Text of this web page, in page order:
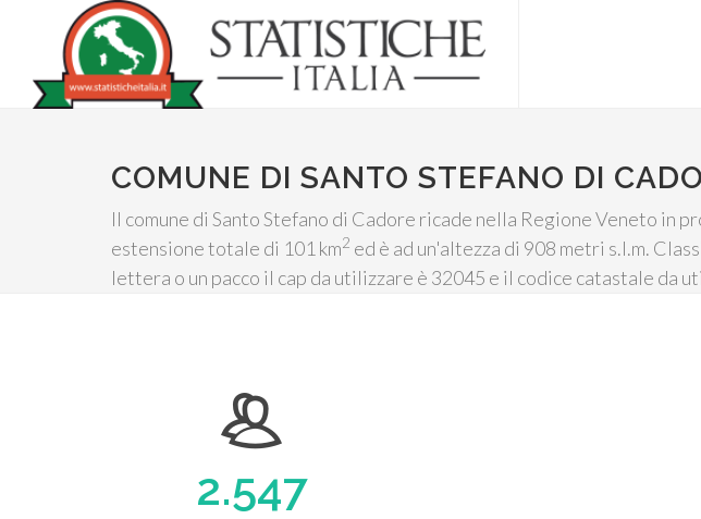
COMUNE DI SANTO STEFANO DI
Il comune di Santo Stefano di Cadore ricade nella Regione Veneto in
estensione totale di 101 km2 ed è ad un'altezza di 908 metri s.l.m.
lettera o un pacco il cap da utilizzare è 32045 e il codice catastale da
2.547